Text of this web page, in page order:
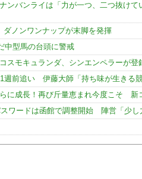
ンバンライは「力が一つ、二つ抜け
ノンワンナップが末脚を発揮
中型馬の台頭に警戒
スモキュランダ、シンエンペラーが
前追い 伊藤大師「持ち味が生きる競
に成長！再び斤量恵まれ今度こそ 新
スワードは函館で調整開始 陣営「少